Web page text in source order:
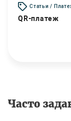
Статьи /
QR-платеж
Часто